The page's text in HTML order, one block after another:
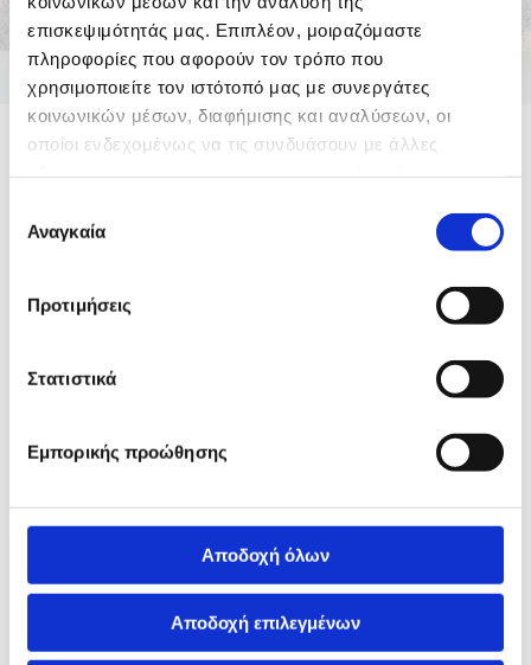
επισκεψιμότητάς μας. Επιπλέον, μοιραζόμαστε
πληροφορίες που αφορούν τον τρόπο που
χρησιμοποιείτε τον ιστότοπό μας με συνεργάτες
κοινωνικών μέσων, διαφήμισης και αναλύσεων, οι
οποίοι ενδεχομένως να τις συνδυάσουν με άλλες
των υπηρεσιών τους.
συγκατάθεσης
Αναγκαία
Προτιμήσεις
Στατιστικά
Εμπορικής προώθησης
Αποδοχή όλων
Αποδοχή επιλεγμένων
Σταταπητοκαθαριστήρια ΤΖΙΒΑΣεργαζόμαστε,
πάντα, με στόχο την άριστη εξυπηρέτησή σας, ενώ
εσάς και τις οικονομικές συγκυρίες της εποχής μας!
Στην οικονομική κρίση απαντάμε με ειδικά
ΕΚΠΤΩΣΗ 20% ΕΠΙ ΤΗΣ
μοιράζετε το λογαριασμό σας σε δύο περιόδους
Επικοινωνήστε, τώρα, μαζί μας καιενημερωθείτε
για τις τιμές και τις τρέχουσες προσφορές μας.